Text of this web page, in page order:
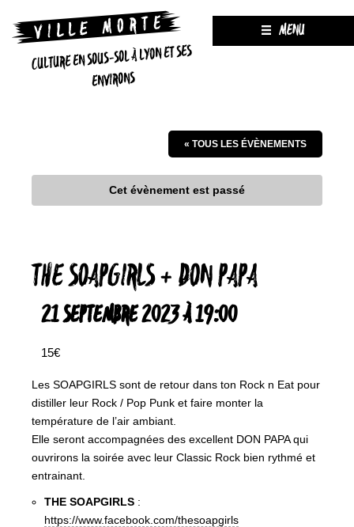
CULTURE EN SOUS-SOL À LYON ET SES
ENVIRONS
MENU
« TOUS LES ÉVÈNEMENTS
Cet évènement est passé
THE SOAPGIRLS + DON PAPA
21 SEPTEMBRE 2023 À 19:00
15€
Les SOAPGIRLS sont de retour dans ton Rock n Eat pour
distiller leur Rock / Pop Punk et faire monter la
température de l’air ambiant.
Elle seront accompagnées des excellent DON PAPA qui
ouvrirons la soirée avec leur Classic Rock bien rythmé et
entrainant.
THE SOAPGIRLS :
https://www.facebook.com/thesoapgirls